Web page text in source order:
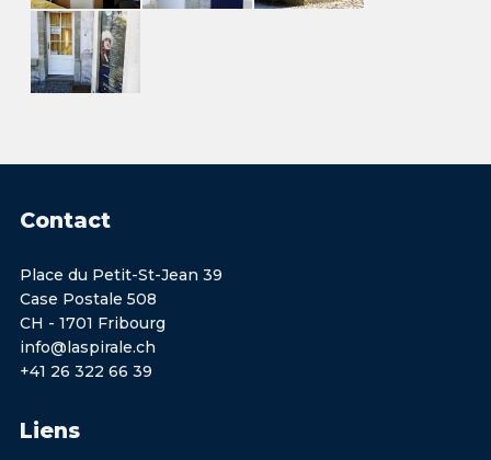
Contact
Place du Petit-St-Jean 39
Case Postale 508
CH - 1701 Fribourg
info@laspirale.ch
+41 26 322 66 39
Liens